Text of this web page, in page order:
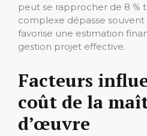
peut se rapprocher de 8 %
complexe dépasse souvent
favorise une estimation
gestion projet effective.
Facteurs
coût de la
d’œuvre